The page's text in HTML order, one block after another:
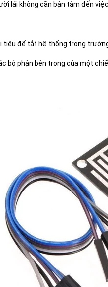
lái không cần bận tâm đến
để tắt hệ thống trong
bộ phận bên trong của một